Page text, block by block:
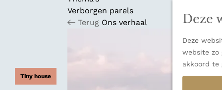
Deze
Deze
website zo
akkoord te
Verborgen parels
Terug Ons verhaal
Tiny house